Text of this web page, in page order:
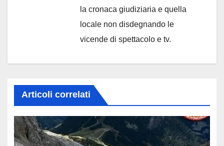
la cronaca giudiziaria e quella
locale non disdegnando le
vicende di spettacolo e tv.
Articoli correlati